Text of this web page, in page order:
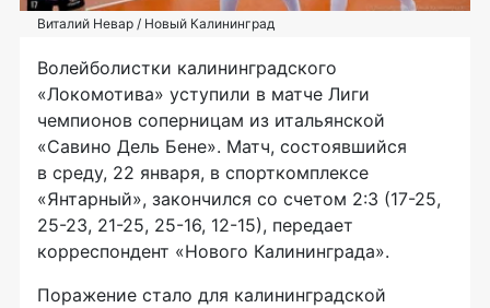
Виталий Невар / Новый Калининград
Волейболистки калининградского
«Локомотива» уступили в матче Лиги
чемпионов соперницам из итальянской
«Савино Дель Бене». Матч, состоявшийся
в среду, 22 января, в спорткомплексе
«Янтарный», закончился со счетом 2:3 (17-25,
25-23, 21-25, 25-16, 12-15), передает
корреспондент «Нового Калининграда».
Поражение стало для калининградской